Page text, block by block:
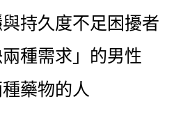
持久度不足困擾者
種需求」的男性
藥物的人